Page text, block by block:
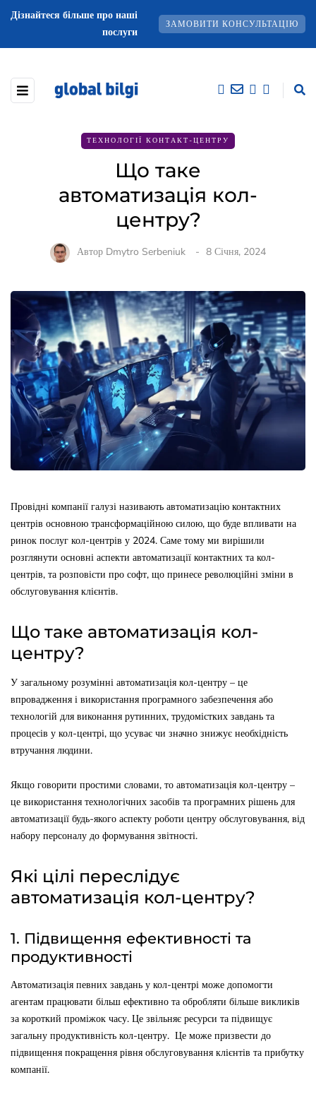
Дізнайтеся більше про наші
послуги
ЗАМОВИТИ КОНСУЛЬТАЦІЮ
ТЕХНОЛОГІЇ КОНТАКТ-ЦЕНТРУ
Що таке
автоматизація кол-
центру?
Автор Dmytro Serbeniuk 8 Січня, 2024
Провідні компанії галузі називають автоматизацію контактних
центрів основною трансформаційною силою, що буде впливати на
ринок послуг кол-центрів у 2024. Саме тому ми вирішили
розглянути основні аспекти автоматизації контактних та кол-
центрів, та розповісти про софт, що принесе революційні зміни в
обслуговування клієнтів.
Що таке автоматизація кол-
центру?
У загальному розумінні автоматизація кол-центру – це
впровадження і використання програмного забезпечення або
технологій для виконання рутинних, трудомістких завдань та
процесів у кол-центрі, що усуває чи значно знижує необхідність
втручання людини.
Якщо говорити простими словами, то автоматизація кол-центру –
це використання технологічних засобів та програмних рішень для
автоматизації будь-якого аспекту роботи центру обслуговування, від
набору персоналу до формування звітності.
Які цілі переслідує
автоматизація кол-центру?
1. Підвищення ефективності та
продуктивності
Автоматизація певних завдань у кол-центрі може допомогти
агентам працювати більш ефективно та обробляти більше викликів
за короткий проміжок часу. Це звільняє ресурси та підвищує
загальну продуктивність кол-центру. Це може призвести до
підвищення покращення рівня обслуговування клієнтів та прибутку
компанії.